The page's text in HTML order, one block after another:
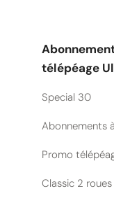
télépéage
Special 30
Abonnements
Promo
Classic 2 roues